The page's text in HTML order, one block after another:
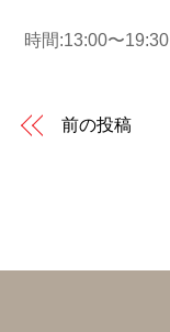
時間:13:00〜19:30
前の投稿